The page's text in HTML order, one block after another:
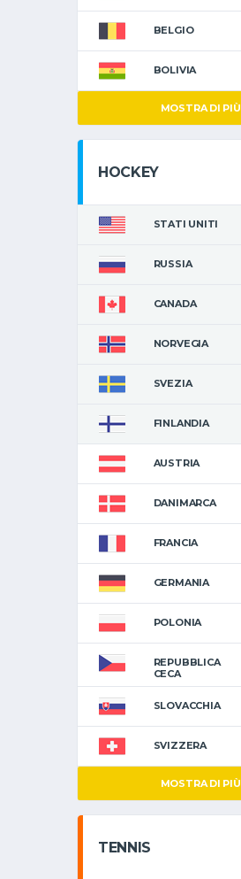
BELGIO
BOLIVIA
MOSTRA DI PIÙ
HOCKEY
STATI UNITI
RUSSIA
CANADA
NORVEGIA
SVEZIA
FINLANDIA
AUSTRIA
DANIMARCA
FRANCIA
GERMANIA
POLONIA
REPUBBLICA
CECA
SLOVACCHIA
SVIZZERA
MOSTRA DI PIÙ
TENNIS